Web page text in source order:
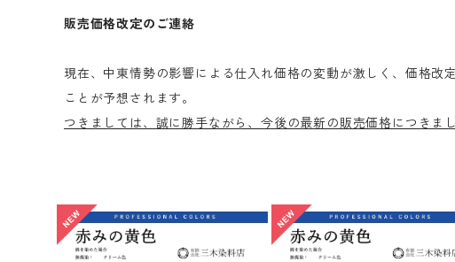
販売価格改定のご連絡
現在、中東情勢の影響による仕入れ価格の変動が激しく、価格
ことが予想されます。
つきましては、誠に勝手ながら、今後の最新の販売価格につき